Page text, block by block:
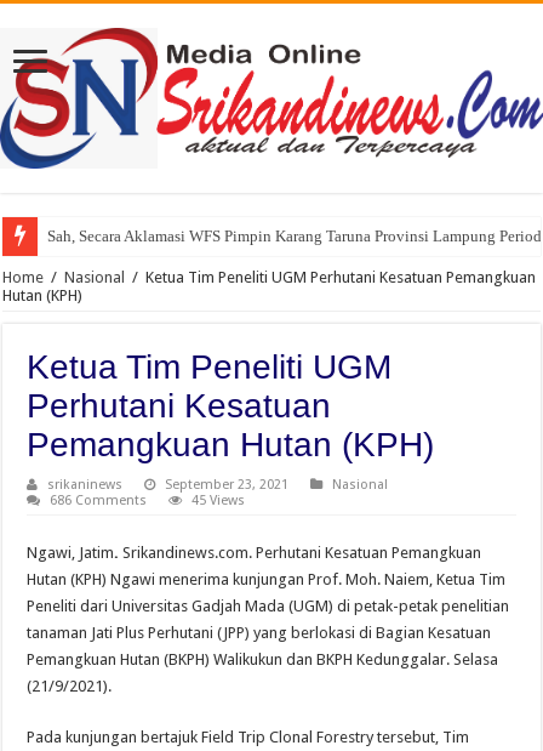
Sah, Secara Aklamasi WFS Pimpin Karang Taruna Provinsi Lampung
234 SC Kota Bandung Gelar Aksi Berbagi Sembako, Ringankan Beban
Home / Nasional / Ketua Tim Peneliti UGM Perhutani Kesatuan Pemangkuan
Hutan (KPH)
Ketua Tim Peneliti UGM
Perhutani Kesatuan
Pemangkuan Hutan (KPH)
srikaninews September 23, 2021
Nasional
686 Comments
45 Views
Ngawi, Jatim. Srikandinews.com. Perhutani Kesatuan Pemangkuan
Hutan (KPH) Ngawi menerima kunjungan Prof. Moh. Naiem, Ketua Tim
Peneliti dari Universitas Gadjah Mada (UGM) di petak-petak penelitian
tanaman Jati Plus Perhutani (JPP) yang berlokasi di Bagian Kesatuan
Pemangkuan Hutan (BKPH) Walikukun dan BKPH Kedunggalar. Selasa
(21/9/2021).
Pada kunjungan bertajuk Field Trip Clonal Forestry tersebut, Tim